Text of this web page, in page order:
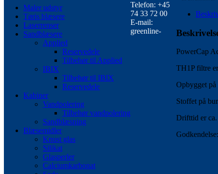
KPL.
Enhed
PowerCap
TH1P filtre
Opbygget
Stoffet på
Drifttid er
Maler udstyr
Tøris blæsere
Laserrenser
Sandblæsere
Applied
Reservedele
Tilbehør til Applied
IBIX
Tilbehør til IBIX
Reservedele
Kabiner
Vandpolering
Tilbehør vandpolering
Sandblæsning
Blæsemidler
Knust glas
Silikat
Glasperler
Calciumkarbonat
Telefon: +45
74 33 72 00
E-mail:
greenline-